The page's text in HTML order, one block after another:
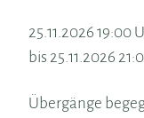
25.11.2026 19:00
bis 25.11.2026
Übergänge